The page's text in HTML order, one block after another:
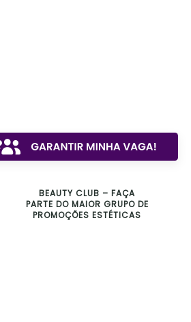
BEAUTY CLUB – FAÇA
PARTE DO MAIOR GRUPO DE
PROMOÇÕES ESTÉTICAS